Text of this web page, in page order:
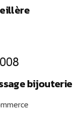
bijouterie